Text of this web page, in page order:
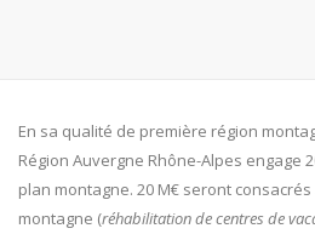
En sa qualité de première région
Région Auvergne Rhône-Alpes engage
plan montagne. 20 M€ seront
montagne (réhabilitation de centres de